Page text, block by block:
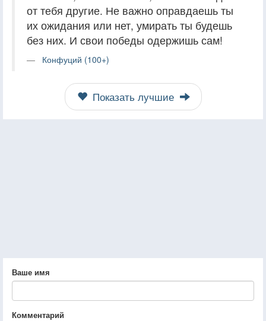
от тебя другие. Не важно оправдаешь ты
их ожидания или нет, умирать ты будешь
без них. И свои победы одержишь сам!
Конфуций (100+)
Показать лучшие
Ваше имя
Комментарий